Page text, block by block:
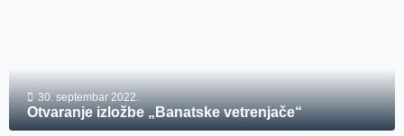
30. septembar 2022.
Otvaranje izložbe „Banatske vetrenjače“